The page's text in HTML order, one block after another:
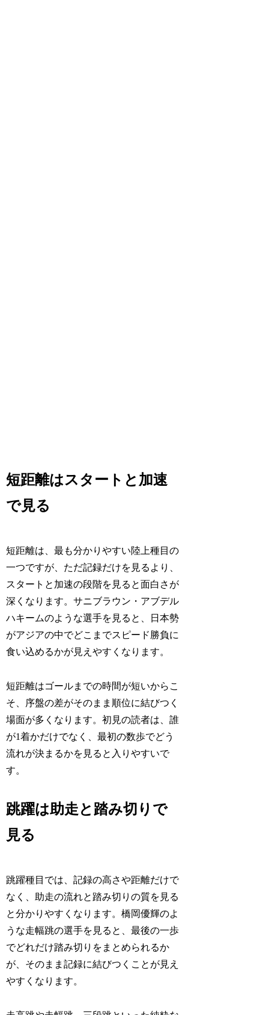
短距離はスタートと加速
で見る
短距離は、最も分かりやすい陸上種目の
一つですが、ただ記録だけを見るより、
スタートと加速の段階を見ると面白さが
深くなります。サニブラウン・アブデル
ハキームのような選手を見ると、日本勢
がアジアの中でどこまでスピード勝負に
食い込めるかが見えやすくなります。
短距離はゴールまでの時間が短いからこ
そ、序盤の差がそのまま順位に結びつく
場面が多くなります。初見の読者は、誰
が1着かだけでなく、最初の数歩でどう
流れが決まるかを見ると入りやすいで
す。
跳躍は助走と踏み切りで
見る
跳躍種目では、記録の高さや距離だけで
なく、助走の流れと踏み切りの質を見る
と分かりやすくなります。橋岡優輝のよ
うな走幅跳の選手を見ると、最後の一歩
でどれだけ踏み切りをまとめられるか
が、そのまま記録に結びつくことが見え
やすくなります。